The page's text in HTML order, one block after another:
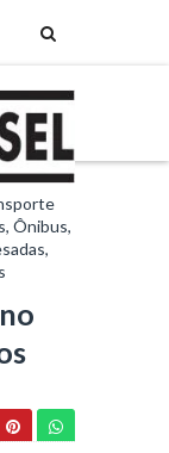
Ônibus,